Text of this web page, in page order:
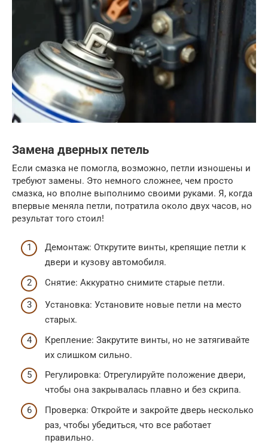
Замена дверных петель
Если смазка не помогла, возможно, петли изношены и
требуют замены. Это немного сложнее, чем просто
смазка, но вполне выполнимо своими руками. Я, когда
впервые меняла петли, потратила около двух часов, но
результат того стоил!
Демонтаж: Открутите винты, крепящие петли к
двери и кузову автомобиля.
Снятие: Аккуратно снимите старые петли.
Установка: Установите новые петли на место
старых.
Крепление: Закрутите винты, но не затягивайте
их слишком сильно.
Регулировка: Отрегулируйте положение двери,
чтобы она закрывалась плавно и без скрипа.
Проверка: Откройте и закройте дверь несколько
раз, чтобы убедиться, что все работает
правильно.